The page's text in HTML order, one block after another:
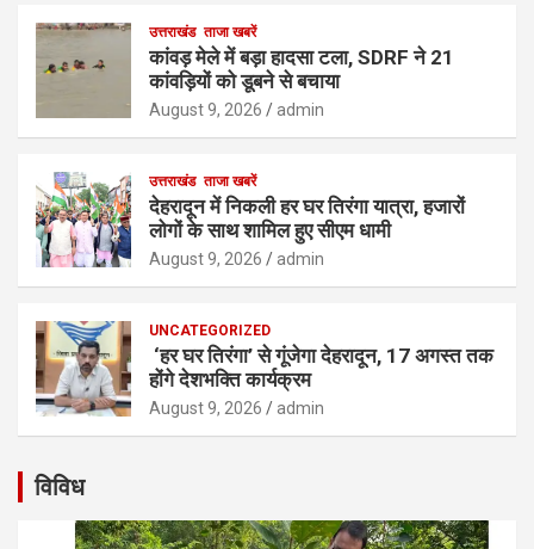
उत्तराखंड ताजा खबरें
कांवड़ मेले में बड़ा हादसा टला, SDRF ने 21
कांवड़ियों को डूबने से बचाया
August 9, 2026 admin
उत्तराखंड ताजा खबरें
देहरादून में निकली हर घर तिरंगा यात्रा, हजारों
लोगों के साथ शामिल हुए सीएम धामी
August 9, 2026 admin
UNCATEGORIZED
‘हर घर तिरंगा’ से गूंजेगा देहरादून, 17 अगस्त तक
होंगे देशभक्ति कार्यक्रम
August 9, 2026 admin
विविध